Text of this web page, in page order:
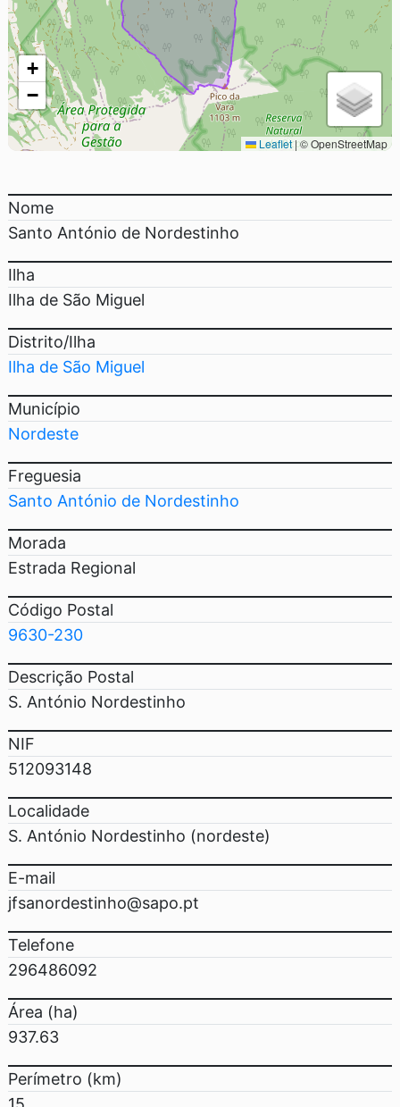
+
−
Leaflet |© OpenStreetMap
Nome
Santo António de Nordestinho
Ilha
Ilha de São Miguel
Distrito/Ilha
Ilha de São Miguel
Município
Nordeste
Freguesia
Santo António de Nordestinho
Morada
Estrada Regional
Código Postal
9630-230
Descrição Postal
S. António Nordestinho
NIF
512093148
Localidade
S. António Nordestinho (nordeste)
E-mail
jfsanordestinho@sapo.pt
Telefone
296486092
Área (ha)
937.63
Perímetro (km)